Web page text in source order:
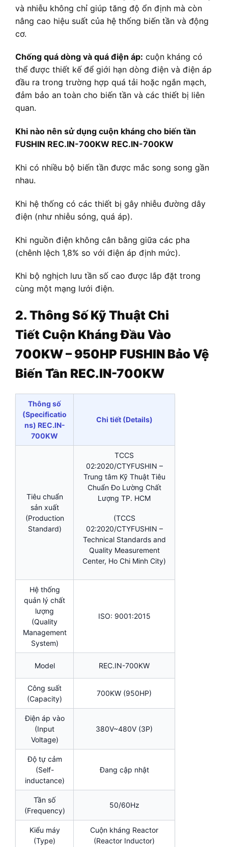
và nhiễu không chỉ giúp tăng độ ổn định mà còn
nâng cao hiệu suất của hệ thống biến tần và động
cơ.
Chống quá dòng và quá điện áp: cuộn kháng có
thể được thiết kế để giới hạn dòng điện và điện áp
đầu ra trong trường hợp quá tải hoặc ngắn mạch,
đảm bảo an toàn cho biến tần và các thiết bị liên
quan.
Khi nào nên sử dụng cuộn kháng cho biến tần
FUSHIN REC.IN-700KW REC.IN-700KW
Khi có nhiều bộ biến tần được mắc song song gần
nhau.
Khi hệ thống có các thiết bị gây nhiễu đường dây
điện (như nhiễu sóng, quá áp).
Khi nguồn điện không cân bằng giữa các pha
(chênh lệch 1,8% so với điện áp định mức).
Khi bộ nghịch lưu tần số cao được lắp đặt trong
cùng một mạng lưới điện.
2. Thông Số Kỹ Thuật Chi
Tiết Cuộn Kháng Đầu Vào
700KW – 950HP FUSHIN Bảo Vệ
Biến Tần REC.IN-700KW
Thông số
(Specificatio
ns) REC.IN-
700KW
Chi tiết (Details)
Tiêu chuẩn
sản xuất
(Production
Standard)
TCCS
02:2020/CTYFUSHIN –
Trung tâm Kỹ Thuật Tiêu
Chuẩn Đo Lường Chất
Lượng TP. HCM
(TCCS
02:2020/CTYFUSHIN –
Technical Standards and
Quality Measurement
Center, Ho Chi Minh City)
Hệ thống
quản lý chất
lượng
(Quality
Management
System)
ISO: 9001:2015
Model REC.IN-700KW
Công suất
(Capacity)
700KW (950HP)
Điện áp vào
(Input
Voltage)
380V~480V (3P)
Độ tự cảm
(Self-
inductance)
Đang cập nhật
Tần số
(Frequency)
50/60Hz
Kiểu máy
(Type)
Cuộn kháng Reactor
(Reactor Inductor)